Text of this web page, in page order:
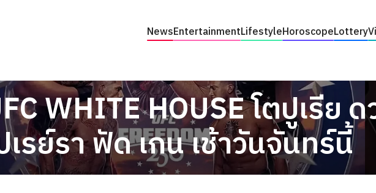
NewsEntertainmentLifestyleHoroscopeLottery
WHITE HOUSE โตปูเรีย
เรย์รา ฟัด เกน เช้าวันจันทร์นี้